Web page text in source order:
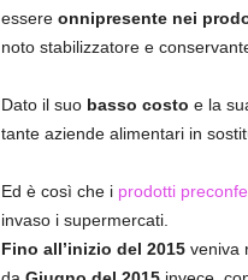
essere onnipresente nei
noto stabilizzatore e
Dato il suo basso costo e la
tante aziende alimentari in
Ed è così che i prodotti
invaso i supermercati.
Fino all’inizio del 2015veniva